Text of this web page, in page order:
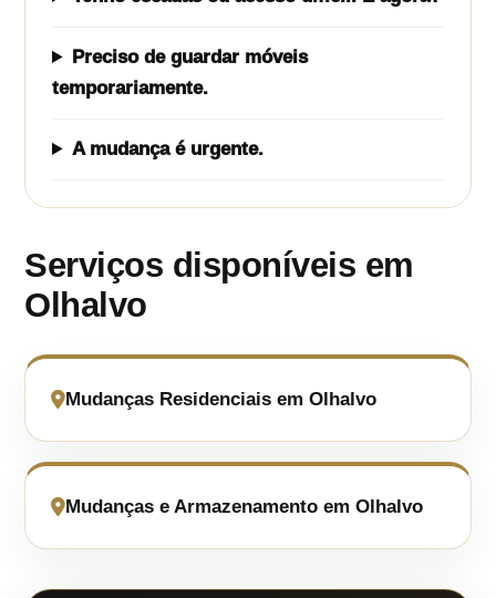
Preciso de guardar móveis
temporariamente.
A mudança é urgente.
Serviços disponíveis em
Olhalvo
Mudanças Residenciais em Olhalvo
Mudanças e Armazenamento em Olhalvo